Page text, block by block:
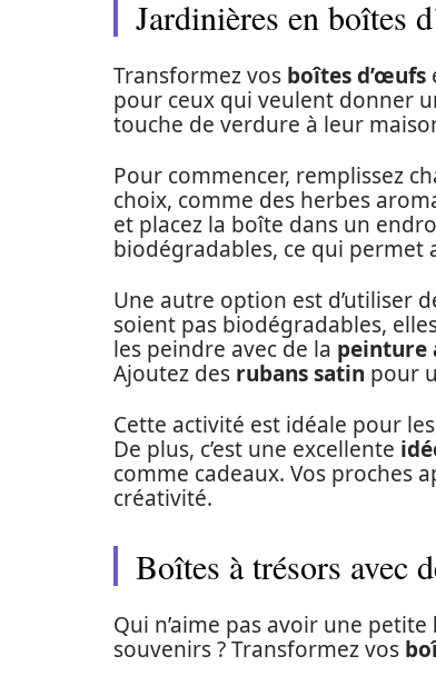
Jardinières en boîtes
Transformez vos boîtes d’œufs
pour ceux qui veulent donner
touche de verdure à leur
Pour commencer, remplissez
choix, comme des herbes
et placez la boîte dans un
biodégradables, ce qui permet
Une autre option est d’utiliser
soient pas biodégradables,
les peindre avec de la peinture
Ajoutez des rubans satin pour
Cette activité est idéale pour les
De plus, c’est une excellente
comme cadeaux. Vos proches
créativité.
Boîtes à trésors avec
Qui n’aime pas avoir une petite
souvenirs ? Transformez vos